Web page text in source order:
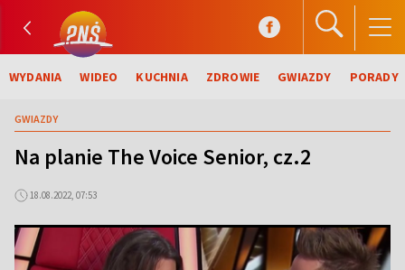
WYDANIA WIDEO KUCHNIA ZDROWIE GWIAZDY PORADY
GWIAZDY
Na planie The Voice Senior, cz.2
18.08.2022, 07:53